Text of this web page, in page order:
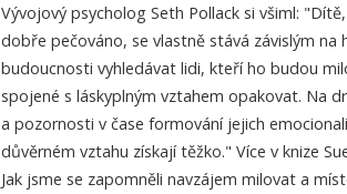
Vývojový psycholog Seth Pollack si všiml:
dobře pečováno, se vlastně stává závislým
budoucnosti vyhledávat lidi, kteří ho budou
spojené s láskyplným vztahem opakovat. Na
a pozornosti v čase formování jejich
důvěrném vztahu získají těžko." Více v knize
Jak jsme se zapomněli navzájem milovat a